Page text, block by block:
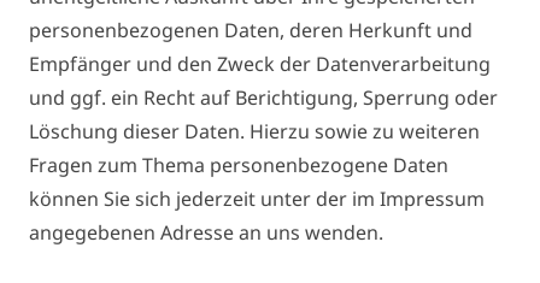
personenbezogenen Daten, deren Herkunft und
Empfänger und den Zweck der Datenverarbeitung
und ggf. ein Recht auf Berichtigung, Sperrung oder
Löschung dieser Daten. Hierzu sowie zu weiteren
Fragen zum Thema personenbezogene Daten
können Sie sich jederzeit unter der im Impressum
angegebenen Adresse an uns wenden.